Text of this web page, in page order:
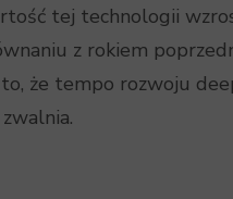
tej technologii
z rokiem
że tempo rozwoju